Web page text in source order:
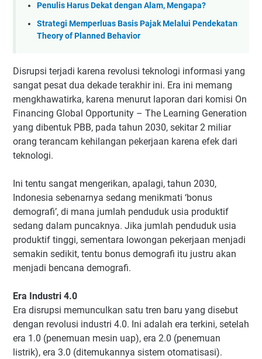
Penulis Harus Dekat dengan Alam, Mengapa?
Strategi Memperluas Basis Pajak Melalui Pendekatan
Theory of Planned Behavior
Disrupsi terjadi karena revolusi teknologi informasi yang
sangat pesat dua dekade terakhir ini. Era ini memang
mengkhawatirka, karena menurut laporan dari komisi On
Financing Global Opportunity – The Learning Generation
yang dibentuk PBB, pada tahun 2030, sekitar 2 miliar
orang terancam kehilangan pekerjaan karena efek dari
teknologi.
Ini tentu sangat mengerikan, apalagi, tahun 2030,
Indonesia sebenarnya sedang menikmati ‘bonus
demografi’, di mana jumlah penduduk usia produktif
sedang dalam puncaknya. Jika jumlah penduduk usia
produktif tinggi, sementara lowongan pekerjaan menjadi
semakin sedikit, tentu bonus demografi itu justru akan
menjadi bencana demografi.
Era Industri 4.0
Era disrupsi memunculkan satu tren baru yang disebut
dengan revolusi industri 4.0. Ini adalah era terkini, setelah
era 1.0 (penemuan mesin uap), era 2.0 (penemuan
listrik), era 3.0 (ditemukannya sistem otomatisasi).